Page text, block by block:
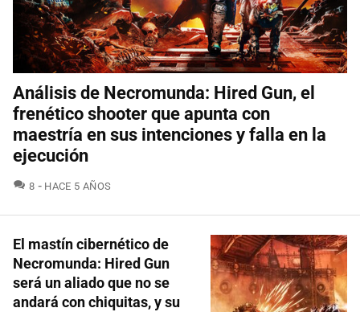
Análisis de Necromunda: Hired Gun, el
frenético shooter que apunta con
maestría en sus intenciones y falla en la
ejecución
8 COMENTARIOS
HACE 5 AÑOS
El mastín cibernético de
Necromunda: Hired Gun
será un aliado que no se
andará con chiquitas, y su